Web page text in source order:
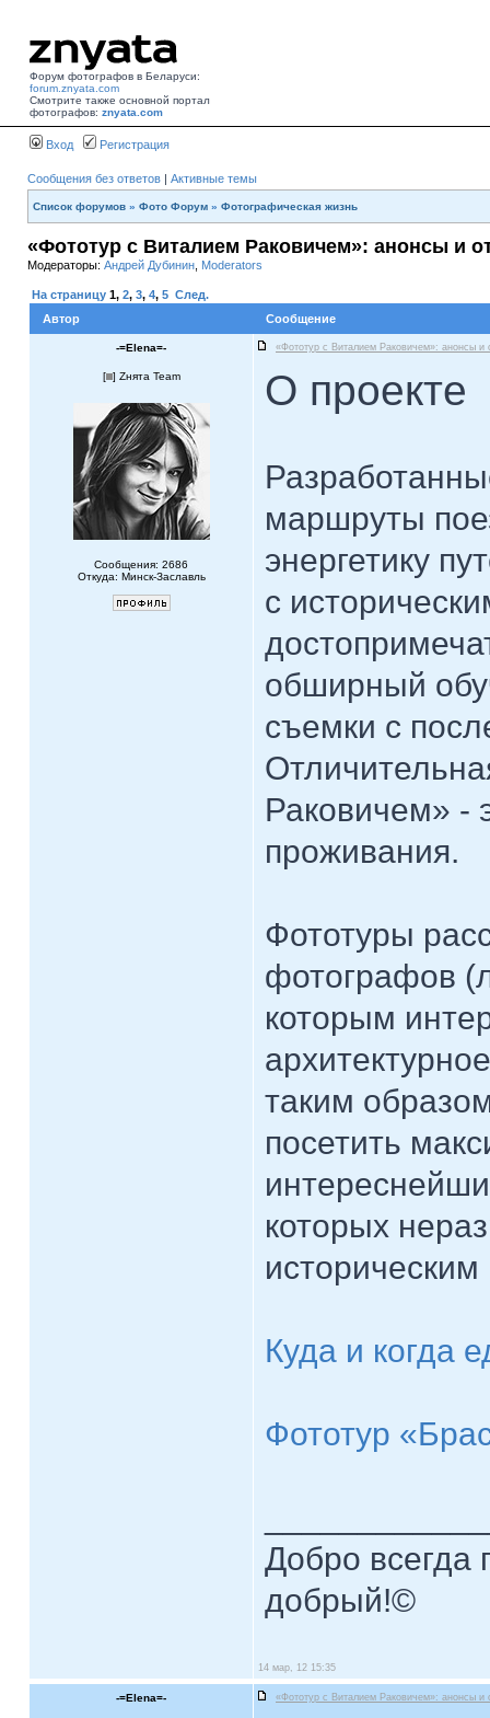
Форум фотографов в Беларуси:
forum.znyata.com
Смотрите также основной портал
фотографов: znyata.com
Вход Регистрация
Сообщения без ответов | Активные темы
Список форумов » Фото Форум » Фотографическая жизнь
«Фототур с Виталием Раковичем»: анонсы и
Модераторы: Андрей Дубинин Moderators
На страницу 1, 2, 3, 4, 5 След.
Автор
Сообщение
-=Elena=- «Фототур с Виталием Раковичем»: анонсы и
[ ] Zнята Team
Сообщения: 2686
Откуда: Минск-Заславль
О проекте
маршруты
энергетику
с
обширный
съемки с
Раковичем» -
проживания.
Фототуры
фотографов
которым
таким
посетить
которых
Куда и когда
Фототур
Добро всегда
добрый!©
14 мар, 12 15:35
-=Elena=- «Фототур с Виталием Раковичем»: анонсы и